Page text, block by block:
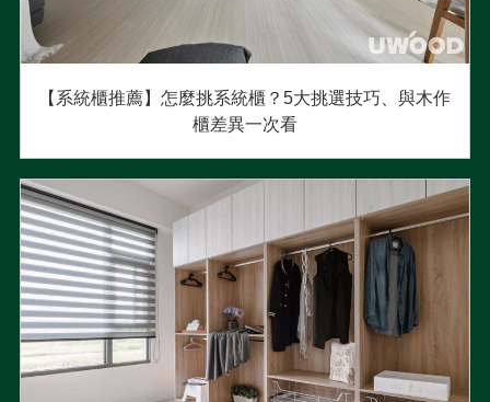
【系統櫃推薦】怎麼挑系統櫃？5大挑選技巧、與木作
櫃差異一次看